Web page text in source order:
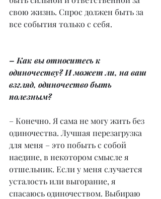
свою жизнь. Спрос должен быть за
все события только с себя.
– Как вы относитесь к
одиночеству? И может ли, на ваш
взгляд, одиночество быть
полезным?
– Конечно. Я сама не могу жить без
одиночества. Лучшая перезагрузка
для меня – это побыть с собой
наедине, в некотором смысле я
отшельник. Если у меня случается
усталость или выгорание, я
спасаюсь одиночеством. Выбираю